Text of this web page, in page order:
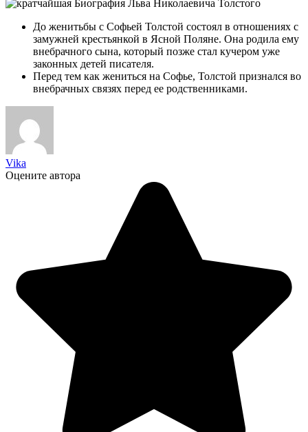
До женитьбы с Софьей Толстой состоял в отношениях с
замужней крестьянкой в Ясной Поляне. Она родила ему
внебрачного сына, который позже стал кучером уже
законных детей писателя.
Перед тем как жениться на Софье, Толстой признался во
внебрачных связях перед ее родственниками.
Vika
Оцените автора